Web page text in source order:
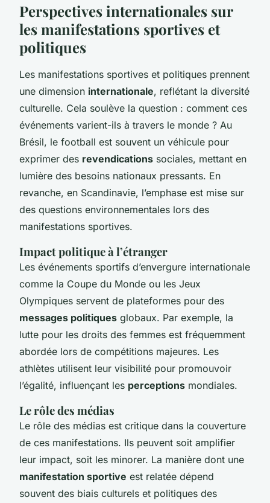
Perspectives internationales sur
les manifestations sportives et
politiques
Les manifestations sportives et politiques prennent
une dimension internationale, reflétant la diversité
culturelle. Cela soulève la question : comment ces
événements varient-ils à travers le monde ? Au
Brésil, le football est souvent un véhicule pour
exprimer des revendications sociales, mettant en
lumière des besoins nationaux pressants. En
revanche, en Scandinavie, l’emphase est mise sur
des questions environnementales lors des
manifestations sportives.
Impact politique à l’étranger
Les événements sportifs d’envergure internationale
comme la Coupe du Monde ou les Jeux
Olympiques servent de plateformes pour des
messages politiques globaux. Par exemple, la
lutte pour les droits des femmes est fréquemment
abordée lors de compétitions majeures. Les
athlètes utilisent leur visibilité pour promouvoir
l’égalité, influençant les perceptions mondiales.
Le rôle des médias
Le rôle des médias est critique dans la couverture
de ces manifestations. Ils peuvent soit amplifier
leur impact, soit les minorer. La manière dont une
manifestation sportive est relatée dépend
souvent des biais culturels et politiques des